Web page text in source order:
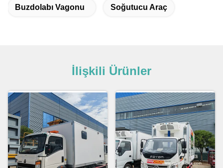
Buzdolabı Vagonu Soğutucu Araç
İlişkili Ürünler